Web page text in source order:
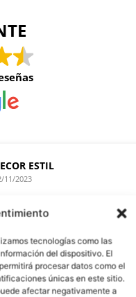
tecnologías como las
del dispositivo. El
procesar datos como el
únicas en este sitio.
afectar negativamente a
in spain.